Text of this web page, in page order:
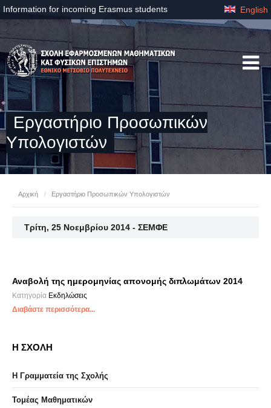
Information for incoming Erasmus students English
Eργαστήριo Προσωπικών
Υπολογιστών
Αρχική / Eργαστήριo Προσωπικών Υπολογιστών
Τρίτη, 25 Νοεμβρίου 2014 - ΣΕΜΦΕ
Αναβολή της ημερομηνίας απονομής διπλωμάτων 2014
Κατηγορία Εκδηλώσεις
Διαβάστε περισσότερα...
Η ΣΧΟΛΗ
Η Γραμματεία της Σχολής
Τομέας Μαθηματικών